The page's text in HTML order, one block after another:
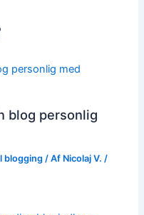
blog personlig
blogging / Af Nicolaj V. /